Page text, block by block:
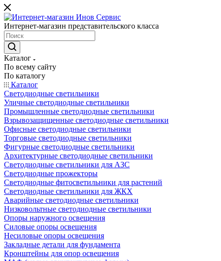
Интернет-магазин представительского класса
Каталог
По всему сайту
По каталогу
Каталог
Светодиодные светильники
Уличные светодиодные светильники
Промышленные светодиодные светильники
Взрывозащищенные светодиодные светильники
Офисные светодиодные светильники
Торговые светодиодные светильники
Фигурные светодиодные светильники
Архитектурные светодиодные светильники
Светодиодные светильники для АЗС
Светодиодные прожекторы
Светодиодные фитосветильники для растений
Светодиодные светильники для ЖКХ
Аварийные светодиодные светильники
Низковольтные светодиодные светильники
Опоры наружного освещения
Силовые опоры освещения
Несиловые опоры освещения
Закладные детали для фундамента
Кронштейны для опор освещения